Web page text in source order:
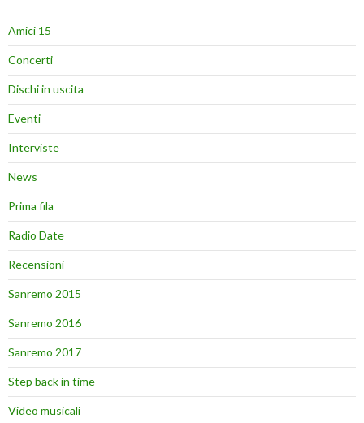
Amici 15
Concerti
Dischi in uscita
Eventi
Interviste
News
Prima fila
Radio Date
Recensioni
Sanremo 2015
Sanremo 2016
Sanremo 2017
Step back in time
Video musicali